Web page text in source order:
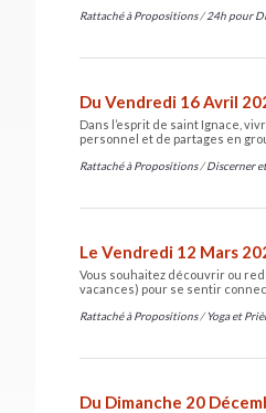
Rattaché à Propositions /24h pour
Du Vendredi 16 Avril
Dans l’esprit de saint Ignace,
personnel et de partages en
Rattaché à Propositions /Discerner
Le Vendredi 12 Mars
Vous souhaitez découvrir ou
vacances) pour se sentir
Rattaché à Propositions /Yoga et
Du Dimanche 20